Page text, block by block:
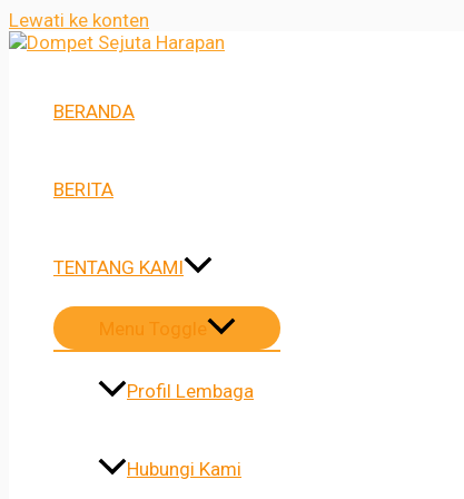
Lewati ke konten
BERANDA
BERITA
TENTANG KAMI
Menu Toggle
Profil Lembaga
Hubungi Kami